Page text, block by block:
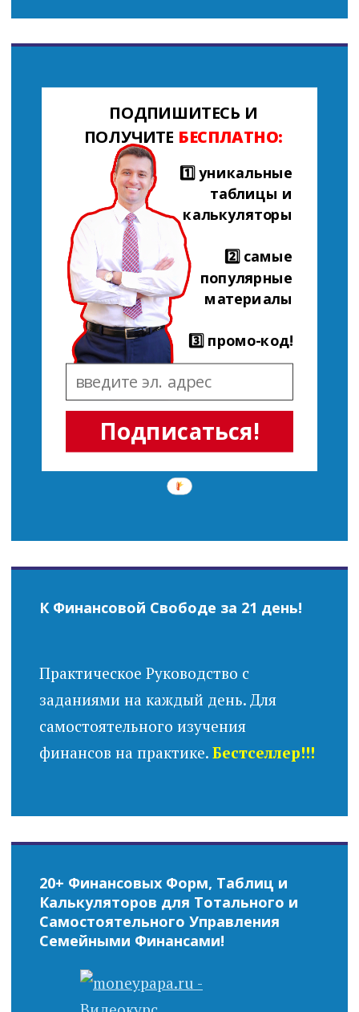
Подписаться!
ПОДПИШИТЕСЬ И
ПОЛУЧИТЕ БЕСПЛАТНО:
1️⃣ уникальные
таблицы и
калькуляторы
2️⃣ самые
популярные
материалы
3️⃣ промо-код!
К Финансовой Свободе за 21 день!
Практическое Руководство с
заданиями на каждый день. Для
самостоятельного изучения
финансов на практике. Бестселлер!!!
20+ Финансовых Форм, Таблиц и
Калькуляторов для Тотального и
Самостоятельного Управления
Семейными Финансами!